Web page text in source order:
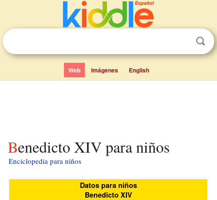
Web Imágenes English
Benedicto XIV para niños
Enciclopedia para niños
Datos para niños
Benedicto XIV